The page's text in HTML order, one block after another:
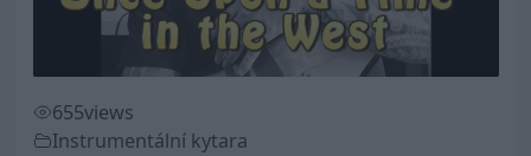
Video
655views
Instrumentální kytara